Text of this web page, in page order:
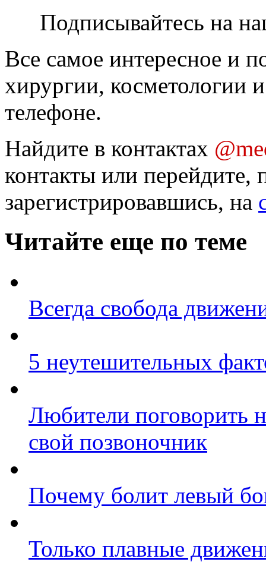
Подписывайтесь на
Все самое интересное и
хирургии, косметологии
телефоне.
Найдите в контактах
контакты или перейдите,
зарегистрировавшись, на
Читайте еще по теме
Всегда свобода
5 неутешительных
Любители поговорить
свой позвоночник
Почему болит левый
Только плавные